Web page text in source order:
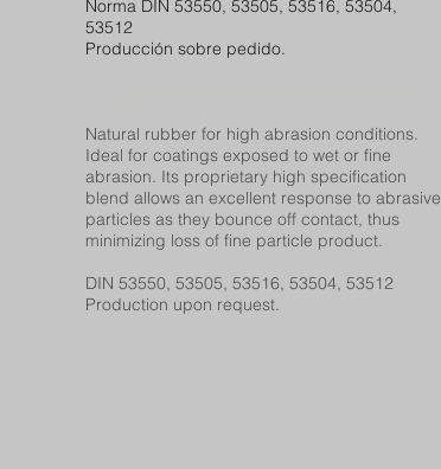
Norma DIN 53550, 53505, 53516, 53504,
53512
Producción sobre pedido.
.............................................................
Natural rubber for high abrasion conditions.
Ideal for coatings exposed to wet or fine
abrasion. Its proprietary high specification
blend allows an excellent response to abrasive
particles as they bounce off contact, thus
minimizing loss of fine particle product.
DIN 53550, 53505, 53516, 53504, 53512
Production upon request.